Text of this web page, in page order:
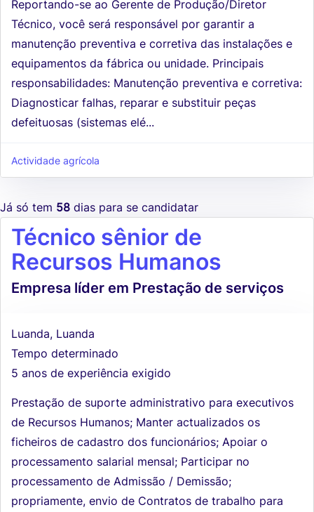
Reportando-se ao Gerente de Produção/Diretor
Técnico, você será responsável por garantir a
manutenção preventiva e corretiva das instalações e
equipamentos da fábrica ou unidade. Principais
responsabilidades: Manutenção preventiva e corretiva:
Diagnosticar falhas, reparar e substituir peças
defeituosas (sistemas elé...
Actividade agrícola
Já só tem 58 dias para se candidatar
Técnico sênior de
Recursos Humanos
Empresa líder em Prestação de serviços
Luanda, Luanda
Tempo determinado
5 anos de experiência exigido
Prestação de suporte administrativo para executivos
de Recursos Humanos; Manter actualizados os
ficheiros de cadastro dos funcionários; Apoiar o
processamento salarial mensal; Participar no
processamento de Admissão / Demissão;
propriamente, envio de Contratos de trabalho para